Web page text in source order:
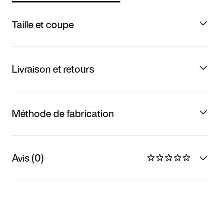
Taille et coupe
Livraison et retours
Méthode de fabrication
Avis (0)